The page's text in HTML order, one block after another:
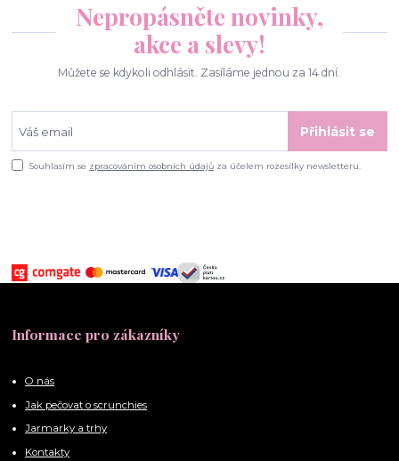
Nepropásněte novinky,
akce a slevy!
Můžete se kdykoli odhlásit. Zasíláme jednou za 14 dní.
Přihlásit se
Souhlasím se zpracováním osobních údajů za účelem rozesílky newsletteru.
Informace pro zákazníky
O nás
Jak pečovat o scrunchies
Jarmarky a trhy
Kontakty